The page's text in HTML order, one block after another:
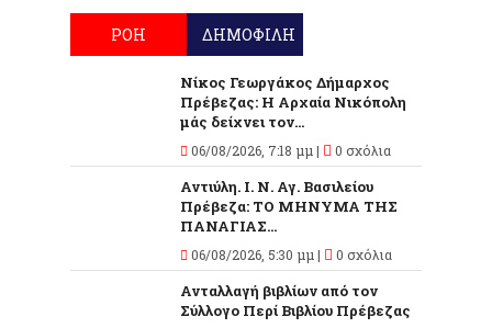
ΡΟΗ ΔΗΜΟΦΙΛΗ
Νίκος Γεωργάκος Δήμαρχος
Πρέβεζας: Η Αρχαία Νικόπολη
μάς δείχνει τον...
06/08/2026, 7:18 μμ | 0 σχόλια
Αντιύλη. Ι. Ν. Αγ. Βασιλείου
Πρέβεζα: ΤΟ ΜΗΝΥΜΑ ΤΗΣ
ΠΑΝΑΓΙΑΣ...
06/08/2026, 5:30 μμ | 0 σχόλια
Ανταλλαγή βιβλίων από τον
Σύλλογο Περί Βιβλίου Πρέβεζας